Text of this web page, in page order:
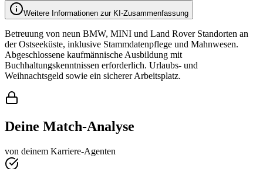
Weitere Informationen zur KI-Zusammenfassung
Betreuung von neun BMW, MINI und Land Rover Standorten an
der Ostseeküste, inklusive Stammdatenpflege und Mahnwesen.
Abgeschlossene kaufmännische Ausbildung mit
Buchhaltungskenntnissen erforderlich. Urlaubs- und
Weihnachtsgeld sowie ein sicherer Arbeitsplatz.
Deine Match-Analyse
von deinem Karriere-Agenten